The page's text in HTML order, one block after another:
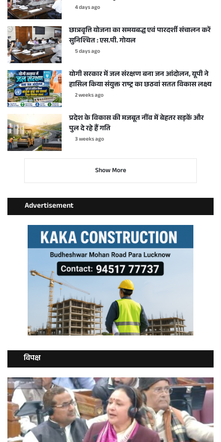
4 days ago
छात्रवृत्ति योजना का समयबद्ध एवं पारदर्शी संचालन करें
सुनिश्चित : एस.पी. गोयल
5 days ago
योगी सरकार में जल संरक्षण बना जन आंदोलन, यूपी ने
हासिल किया संयुक्त राष्ट्र का छठवां सतत विकास लक्ष्य
2 weeks ago
प्रदेश के विकास की मजबूत नींव में बेहतर सड़कें और
पुल दे रहे हैं गति
3 weeks ago
Show More
Advertisement
विपक्ष